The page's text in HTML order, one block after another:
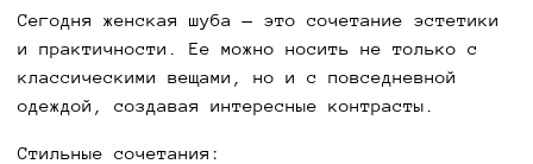
Сегодня женская шуба — это сочетание эстетики
и практичности. Ее можно носить не только с
классическими вещами, но и с повседневной
одеждой, создавая интересные контрасты.
Стильные сочетания: